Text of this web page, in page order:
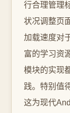
行合理管理
状况调整页
加载速度对
富的学习资
模块的实现
践。特别值
这为现代